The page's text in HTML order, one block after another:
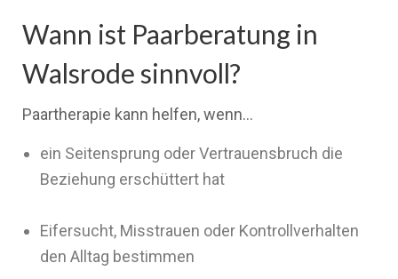
Wann ist Paarberatung in
Walsrode sinnvoll?
Paartherapie kann helfen, wenn…
ein Seitensprung oder Vertrauensbruch die
Beziehung erschüttert hat
Eifersucht, Misstrauen oder Kontrollverhalten
den Alltag bestimmen